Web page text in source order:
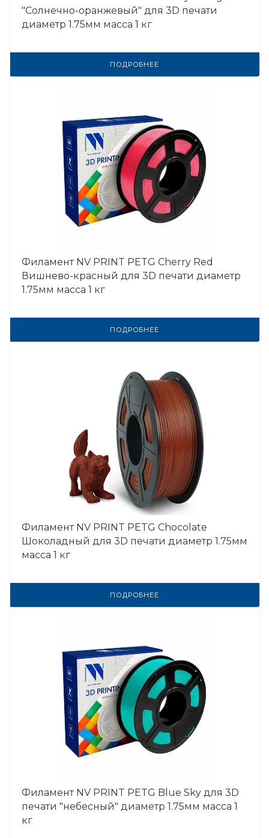
"Солнечно-оранжевый" для 3D печати
диаметр 1.75мм масса 1 кг
ПОДРОБНЕЕ
Филамент NV PRINT PETG Cherry Red
Вишнево-красный для 3D печати диаметр
1.75мм масса 1 кг
ПОДРОБНЕЕ
Филамент NV PRINT PETG Chocolate
Шоколадный для 3D печати диаметр 1.75мм
масса 1 кг
ПОДРОБНЕЕ
Филамент NV PRINT PETG Blue Sky для 3D
печати "небесный" диаметр 1.75мм масса 1
кг